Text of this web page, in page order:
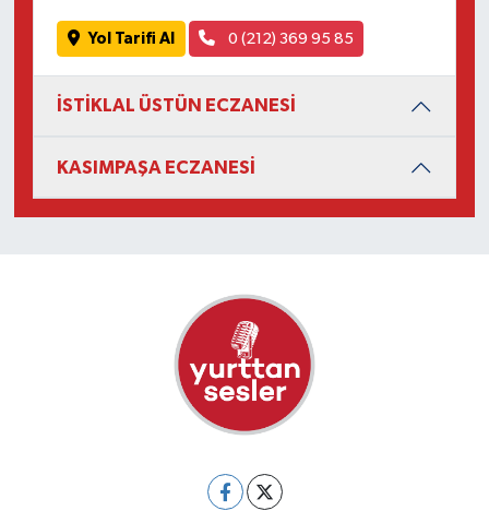
Yol Tarifi Al 0 (212) 369 95 85
İSTİKLAL ÜSTÜN ECZANESİ
KASIMPAŞA ECZANESİ